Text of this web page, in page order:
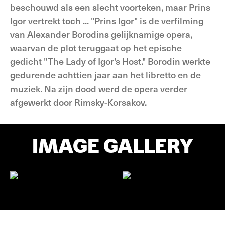
beschouwd als een slecht voorteken, maar Prins
Igor vertrekt toch ... "Prins Igor" is de verfilming
van Alexander Borodins gelijknamige opera,
waarvan de plot teruggaat op het epische
gedicht "The Lady of Igor's Host." Borodin werkte
gedurende achttien jaar aan het libretto en de
muziek. Na zijn dood werd de opera verder
afgewerkt door Rimsky-Korsakov.
IMAGE GALLERY